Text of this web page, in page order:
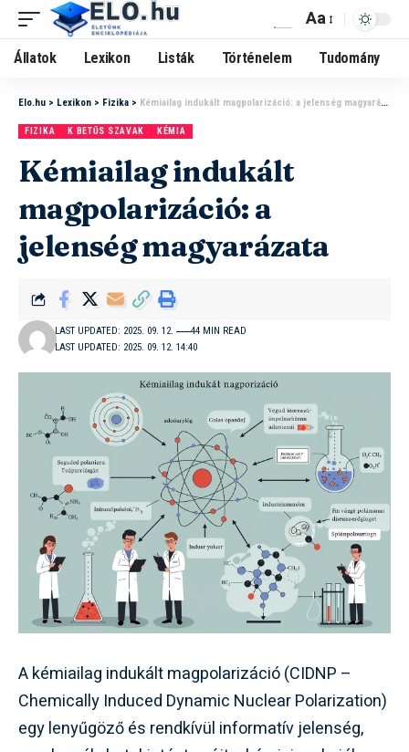
Aa
Állatok Lexikon Listák Történelem Tudomány
Elo.hu > Lexikon > Fizika > Kémiailag indukált magpolarizáció: a jelenség magyarázata
FIZIKA K BETŰS SZAVAK KÉMIA
Kémiailag indukált
magpolarizáció: a
jelenség magyarázata
LAST UPDATED: 2025. 09. 12. 14:40
LAST UPDATED: 2025. 09. 12. 44 MIN READ
A kémiailag indukált magpolarizáció (CIDNP –
Chemically Induced Dynamic Nuclear Polarization)
egy lenyűgöző és rendkívül informatív jelenség,